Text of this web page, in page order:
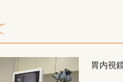
胃内視